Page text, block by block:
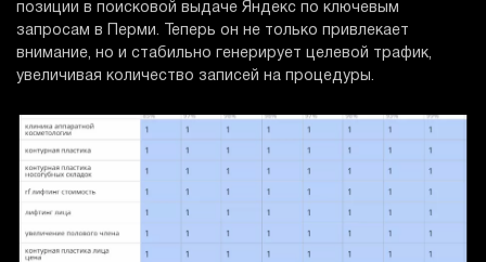
позиции в поисковой выдаче Яндекс по ключевым
запросам в Перми. Теперь он не только привлекает
внимание, но и стабильно генерирует целевой трафик,
увеличивая количество записей на процедуры.